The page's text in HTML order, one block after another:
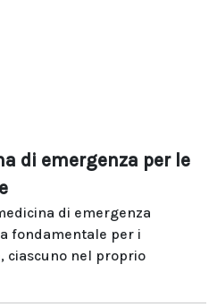
di emergenza per le
di emergenza
fondamentale per i
ciascuno nel proprio